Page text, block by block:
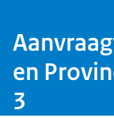
en
3